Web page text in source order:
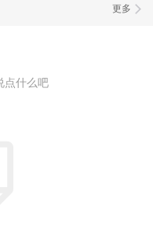
更多
点什么吧